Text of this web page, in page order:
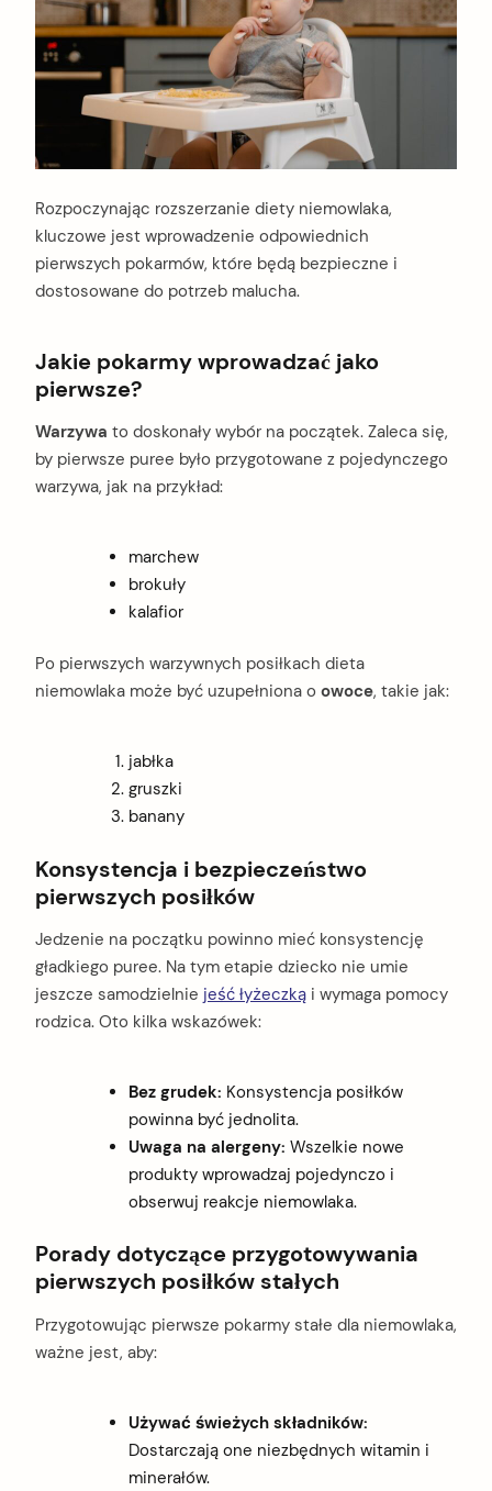
Rozpoczynając rozszerzanie diety niemowlaka,
kluczowe jest wprowadzenie odpowiednich
pierwszych pokarmów, które będą bezpieczne i
dostosowane do potrzeb malucha.
Jakie pokarmy wprowadzać jako
pierwsze?
Warzywa to doskonały wybór na początek. Zaleca się,
by pierwsze puree było przygotowane z pojedynczego
warzywa, jak na przykład:
marchew
brokuły
kalafior
Po pierwszych warzywnych posiłkach dieta
niemowlaka może być uzupełniona o owoce, takie jak:
jabłka
gruszki
banany
Konsystencja i bezpieczeństwo
pierwszych posiłków
Jedzenie na początku powinno mieć konsystencję
gładkiego puree. Na tym etapie dziecko nie umie
jeszcze samodzielnie jeść łyżeczką i wymaga pomocy
rodzica. Oto kilka wskazówek:
Bez grudek: Konsystencja posiłków
powinna być jednolita.
Uwaga na alergeny: Wszelkie nowe
produkty wprowadzaj pojedynczo i
obserwuj reakcje niemowlaka.
Porady dotyczące przygotowywania
pierwszych posiłków stałych
Przygotowując pierwsze pokarmy stałe dla niemowlaka,
ważne jest, aby:
Używać świeżych składników:
Dostarczają one niezbędnych witamin i
minerałów.